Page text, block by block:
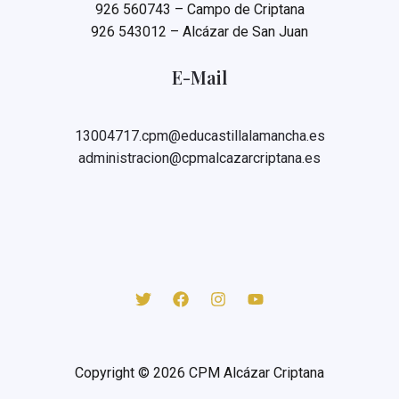
926 560743 – Campo de Criptana
926 543012 – Alcázar de San Juan
E-Mail
13004717.cpm@educastillalamancha.es
administracion@cpmalcazarcriptana.es
Copyright © 2026 CPM Alcázar Criptana